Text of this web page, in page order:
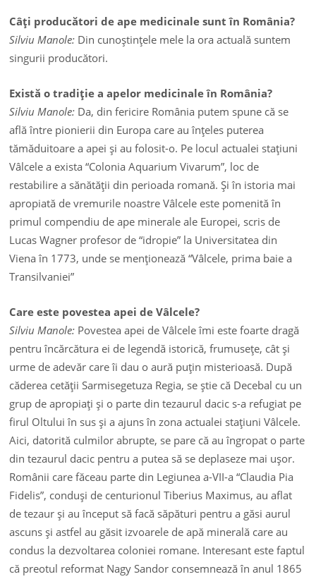
Câţi producători de ape medicinale sunt în România?
Silviu Manole: Din cunoştinţele mele la ora actuală suntem
singurii producători.
Există o tradiţie a apelor medicinale în România?
Silviu Manole: Da, din fericire România putem spune că se
află între pionierii din Europa care au înţeles puterea
tămăduitoare a apei şi au folosit-o. Pe locul actualei staţiuni
Vâlcele a exista “Colonia Aquarium Vivarum”, loc de
restabilire a sănătăţii din perioada romană. Şi în istoria mai
apropiată de vremurile noastre Vâlcele este pomenită în
primul compendiu de ape minerale ale Europei, scris de
Lucas Wagner profesor de “idropie” la Universitatea din
Viena în 1773, unde se menţionează “Vâlcele, prima baie a
Transilvaniei”
Care este povestea apei de Vâlcele?
Silviu Manole: Povestea apei de Vâlcele îmi este foarte dragă
pentru încărcătura ei de legendă istorică, frumuseţe, cât şi
urme de adevăr care îi dau o aură puţin misterioasă. După
căderea cetăţii Sarmisegetuza Regia, se ştie că Decebal cu un
grup de apropiaţi şi o parte din tezaurul dacic s-a refugiat pe
firul Oltului în sus şi a ajuns în zona actualei staţiuni Vâlcele.
Aici, datorită culmilor abrupte, se pare că au îngropat o parte
din tezaurul dacic pentru a putea să se deplaseze mai uşor.
Românii care făceau parte din Legiunea a-VII-a “Claudia Pia
Fidelis”, conduşi de centurionul Tiberius Maximus, au aflat
de tezaur şi au început să facă săpături pentru a găsi aurul
ascuns şi astfel au găsit izvoarele de apă minerală care au
condus la dezvoltarea coloniei romane. Interesant este faptul
că preotul reformat Nagy Sandor consemnează în anul 1865